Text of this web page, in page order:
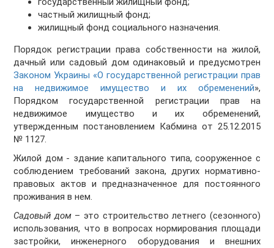
частный жилищный фонд;
жилищный фонд социального назначения.
Порядок регистрации права собственности на жилой,
дачный или садовый дом одинаковый и предусмотрен
Законом Украины «О государственной регистрации прав
на недвижимое имущество и их обременений»,
Порядком государственной регистрации прав на
недвижимое имущество и их обременений,
утвержденным постановлением Кабмина от 25.12.2015
№ 1127.
Жилой дом - здание капитального типа, сооруженное с
соблюдением требований закона, других нормативно-
правовых актов и предназначенное для постоянного
проживания в нем.
Садовый дом– это строительство летнего (сезонного)
использования, что в вопросах нормирования площади
застройки, инженерного оборудования и внешних